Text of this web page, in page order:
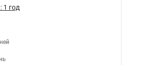
1 год